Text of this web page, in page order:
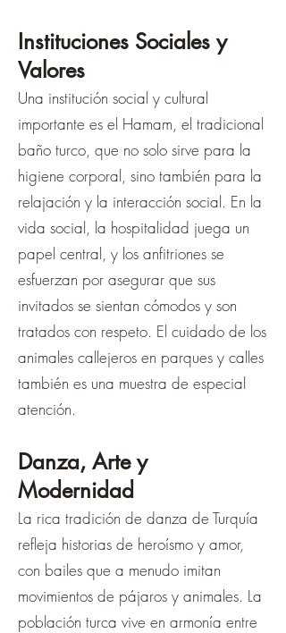
Instituciones Sociales y
Valores
Una institución social y cultural
importante es el Hamam, el tradicional
baño turco, que no solo sirve para la
higiene corporal, sino también para la
relajación y la interacción social. En la
vida social, la hospitalidad juega un
papel central, y los anfitriones se
esfuerzan por asegurar que sus
invitados se sientan cómodos y son
tratados con respeto. El cuidado de los
animales callejeros en parques y calles
también es una muestra de especial
atención.
Danza, Arte y
Modernidad
La rica tradición de danza de Turquía
refleja historias de heroísmo y amor,
con bailes que a menudo imitan
movimientos de pájaros y animales. La
población turca vive en armonía entre